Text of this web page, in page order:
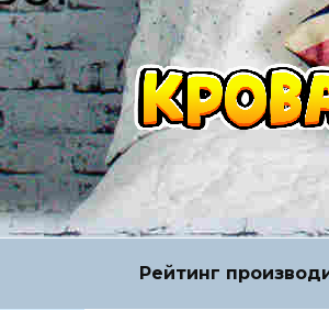
Перейти
к
содержанию
Рейтинг